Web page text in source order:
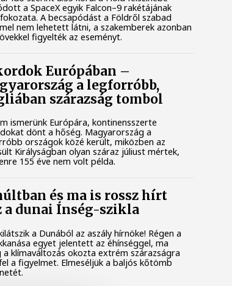
a SpaceX egyik Falcon–9 rakétájának
A becsapódást a Földről szabad
nem lehetett látni, a szakemberek azonban
figyelték az eseményt.
Európában –
a legforróbb,
szárazság tombol
ismerünk Európára, kontinensszerte
dönt a hőség. Magyarország a
országok közé került, miközben az
Királyságban olyan száraz júliust mértek,
155 éve nem volt példa.
és ma is rossz hírt
a dunai Ínség-szikla
a Dunából az aszály hírnöke! Régen a
egyet jelentett az éhínséggel, ma
a klímaváltozás okozta extrém szárazságra
a figyelmet. Elmeséljük a baljós kőtömb